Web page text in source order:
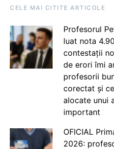
CELE MAI CITITE ARTICOLE
Profesorul
luat nota
contestații
de erori îmi
profesorii
corectat și
alocate unui
important
OFICIAL
2026: